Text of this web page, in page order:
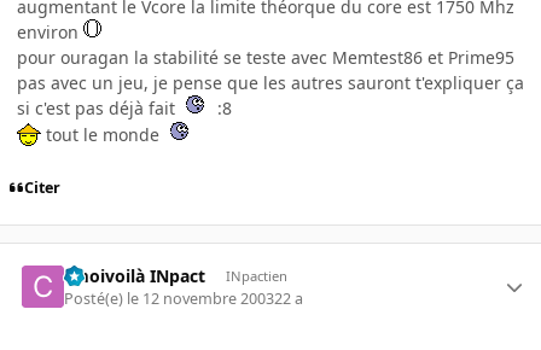
augmentant le Vcore la limite théorque du core est 1750 Mhz
environ
pour ouragan la stabilité se teste avec Memtest86 et Prime95
pas avec un jeu, je pense que les autres sauront t'expliquer ça
si c'est pas déjà fait
:8
tout le monde
Citer
cmoivoilà INpact INpactien
Posté(e) le 12 novembre 200322 a